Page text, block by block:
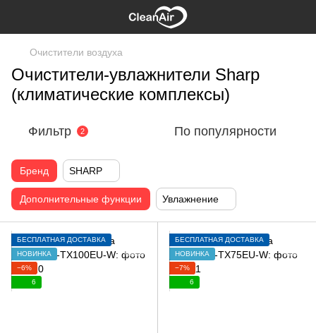
Очистители воздуха
Очистители-увлажнители Sharp
(климатические комплексы)
Фильтр 2 По популярности
Бренд SHARP
Дополнительные функции Увлажнение
БЕСПЛАТНАЯ ДОСТАВКА
НОВИНКА
−6%
6
БЕСПЛАТНАЯ ДОСТАВКА
НОВИНКА
−7%
6